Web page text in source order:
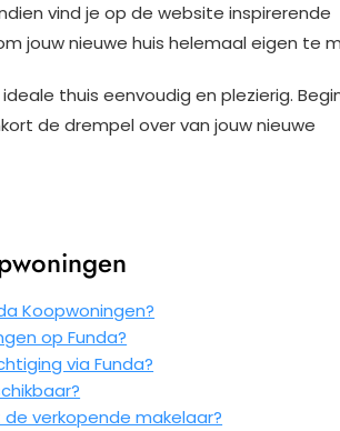
vind je op de website inspirerende
jouw nieuwe huis helemaal eigen te
thuis eenvoudig en plezierig.
de drempel over van jouw nieuwe
Koopwoningen?
op Funda?
via Funda?
verkopende makelaar?